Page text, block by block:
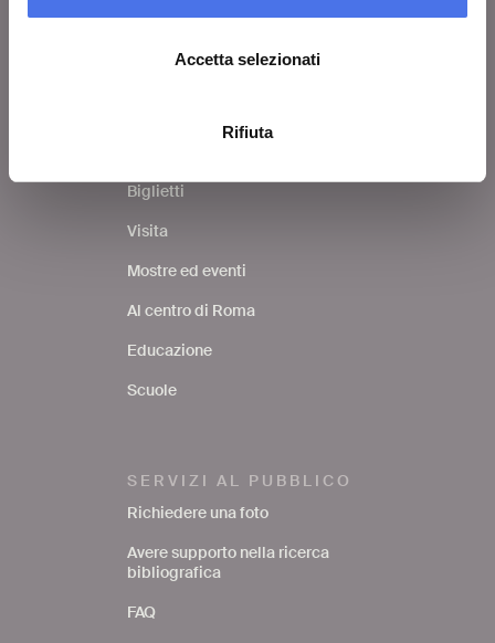
Accetta selezionati
Rifiuta
Contatti
Biglietti
Visita
Mostre ed eventi
Al centro di Roma
Educazione
Scuole
SERVIZI AL PUBBLICO
Richiedere una foto
Avere supporto nella ricerca
bibliografica
FAQ